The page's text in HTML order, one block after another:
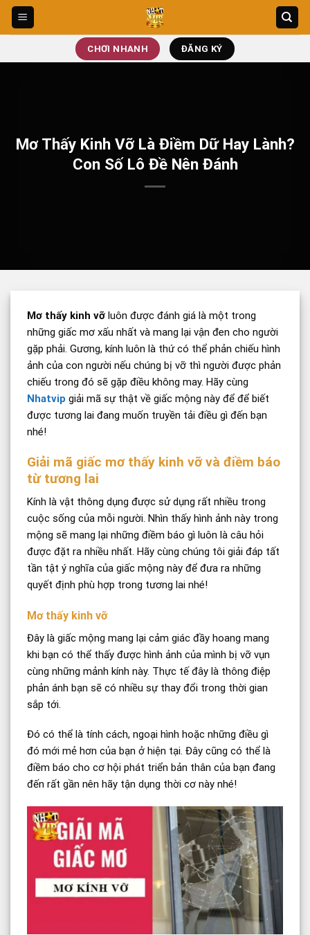
Bỏ
qua
dung
CHƠI NHANH ĐĂNG KÝ
Mơ Thấy Kinh Vỡ Là Điềm Dữ Hay Lành?
Con Số Lô Đề Nên Đánh
Mơ thấy kinh vỡ luôn được đánh giá là một trong
những giấc mơ xấu nhất và mang lại vận đen cho người
gặp phải. Gương, kính luôn là thứ có thể phản chiếu hình
ảnh của con người nếu chúng bị vỡ thì người được phản
chiếu trong đó sẽ gặp điều không may. Hãy cùng
Nhatvip giải mã sự thật về giấc mộng này để để biết
được tương lai đang muốn truyền tải điều gì đến bạn
nhé!
Giải mã giấc mơ thấy kinh vỡ và điềm báo
từ tương lai
Kính là vật thông dụng được sử dụng rất nhiều trong
cuộc sống của mỗi người. Nhìn thấy hình ảnh này trong
mộng sẽ mang lại những điềm báo gì luôn là câu hỏi
được đặt ra nhiều nhất. Hãy cùng chúng tôi giải đáp tất
tần tật ý nghĩa của giấc mộng này để đưa ra những
quyết định phù hợp trong tương lai nhé!
Mơ thấy kinh vỡ
Đây là giấc mộng mang lại cảm giác đầy hoang mang
khi bạn có thể thấy được hình ảnh của mình bị vỡ vụn
cùng những mảnh kính này. Thực tế đây là thông điệp
phản ánh bạn sẽ có nhiều sự thay đổi trong thời gian
sắp tới.
Đó có thể là tính cách, ngoại hình hoặc những điều gì
đó mới mẻ hơn của bạn ở hiện tại. Đây cũng có thể là
điềm báo cho cơ hội phát triển bản thân của bạn đang
đến rất gần nên hãy tận dụng thời cơ này nhé!